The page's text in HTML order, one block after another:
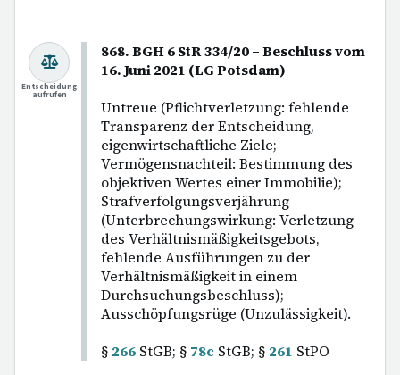
868. BGH 6 StR 334/20 – Beschluss vom
16. Juni 2021 (LG Potsdam)
Untreue (Pflichtverletzung: fehlende
Transparenz der Entscheidung,
eigenwirtschaftliche Ziele;
Vermögensnachteil: Bestimmung des
objektiven Wertes einer Immobilie);
Strafverfolgungsverjährung
(Unterbrechungswirkung: Verletzung
des Verhältnismäßigkeitsgebots,
fehlende Ausführungen zu der
Verhältnismäßigkeit in einem
Durchsuchungsbeschluss);
Ausschöpfungsrüge (Unzulässigkeit).
§ 266 StGB; § 78c StGB; § 261 StPO
Entscheidung
aufrufen